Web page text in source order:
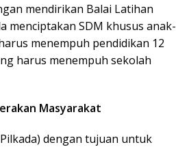
mendirikan Balai Latihan
menciptakan SDM khusus anak-
menempuh pendidikan 12
harus menempuh sekolah
Masyarakat
dengan tujuan untuk